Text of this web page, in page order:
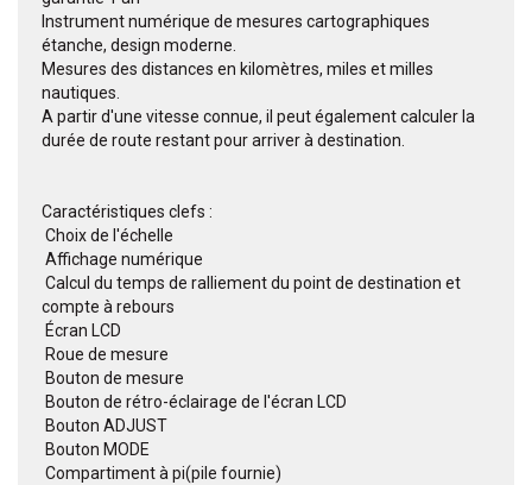
Instrument numérique de mesures cartographiques
étanche, design moderne.
Mesures des distances en kilomètres, miles et milles
nautiques.
A partir d'une vitesse connue, il peut également calculer la
durée de route restant pour arriver à destination.
Caractéristiques clefs :
 Choix de l'échelle
 Affichage numérique
 Calcul du temps de ralliement du point de destination et
compte à rebours
 Écran LCD
 Roue de mesure
 Bouton de mesure
 Bouton de rétro-éclairage de l'écran LCD
 Bouton ADJUST
 Bouton MODE
 Compartiment à pi(pile fournie)